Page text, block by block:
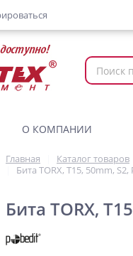
О КОМПАНИИ
Главная Каталог товаров
Бита TORX, T15, 50mm,
Бита TORX,